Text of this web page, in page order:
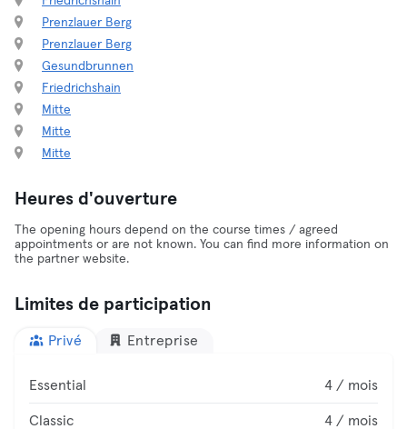
Prenzlauer Berg
Prenzlauer Berg
Gesundbrunnen
Friedrichshain
Mitte
Mitte
Mitte
Heures d'ouverture
The opening hours depend on the course times / agreed
appointments or are not known. You can find more information on
the partner website.
Limites de participation
Privé Entreprise
Essential 4 / mois
Classic 4 / mois